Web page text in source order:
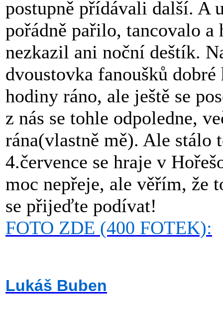
postupně přídávali další. A
pořádně pařilo, tancovalo
nezkazil ani noční deštík.
dvoustovka fanoušků
hodiny ráno, ale ještě se
z nás se tohle odpoledne,
rána(vlastně mě). Ale stálo
4.července se hraje v
moc nepřeje, ale věřím, že
se přijeďte podívat!
FOTO ZDE (400 FOTEK):
Lukáš Buben